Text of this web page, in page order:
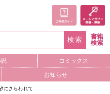
検索
書籍
検索
説 コミックス
お知らせ
にさらわれて